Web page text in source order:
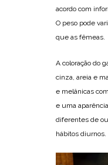
acordo com
O peso pode
que as fêmeas.
A coloração do
cinza, areia e
e melânicas
e uma
diferentes de
hábitos diurnos.